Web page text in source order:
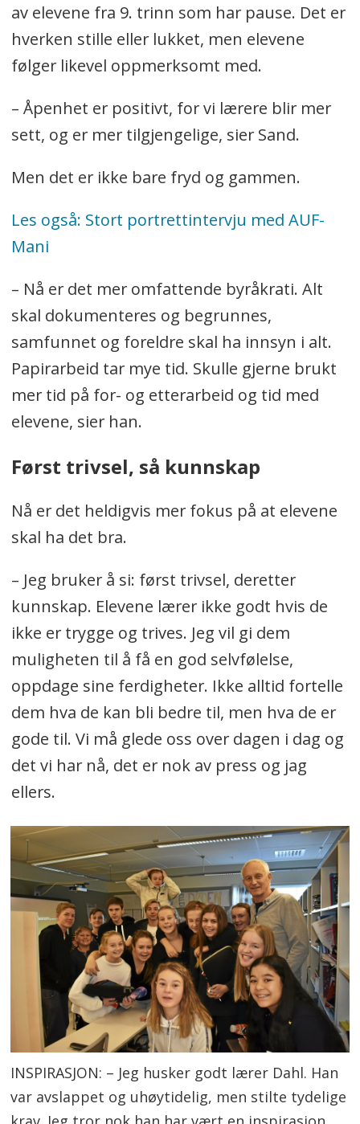
av elevene fra 9. trinn som har pause. Det er
hverken stille eller lukket, men elevene
følger likevel oppmerksomt med.
– Åpenhet er positivt, for vi lærere blir mer
sett, og er mer tilgjengelige, sier Sand.
Men det er ikke bare fryd og gammen.
Les også: Stort portrettintervju med AUF-
Mani
– Nå er det mer omfattende byråkrati. Alt
skal dokumenteres og begrunnes,
samfunnet og foreldre skal ha innsyn i alt.
Papirarbeid tar mye tid. Skulle gjerne brukt
mer tid på for- og etterarbeid og tid med
elevene, sier han.
Først trivsel, så kunnskap
Nå er det heldigvis mer fokus på at elevene
skal ha det bra.
– Jeg bruker å si: først trivsel, deretter
kunnskap. Elevene lærer ikke godt hvis de
ikke er trygge og trives. Jeg vil gi dem
muligheten til å få en god selvfølelse,
oppdage sine ferdigheter. Ikke alltid fortelle
dem hva de kan bli bedre til, men hva de er
gode til. Vi må glede oss over dagen i dag og
det vi har nå, det er nok av press og jag
ellers.
INSPIRASJON: – Jeg husker godt lærer Dahl. Han
var avslappet og uhøytidelig, men stilte tydelige